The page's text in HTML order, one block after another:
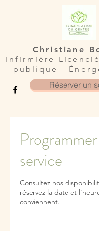
Christiane
Infirmière
publique -
Réserver un
service
Consultez nos
réservez la date et
conviennent.